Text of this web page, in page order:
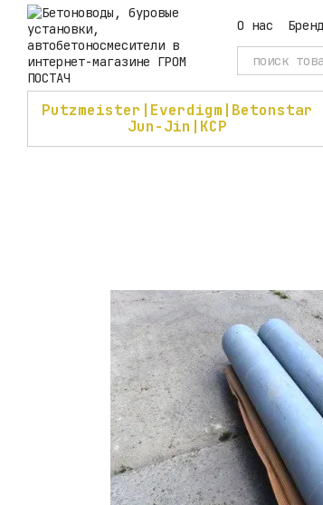
Перейти к основному контенту
О нас
Putzmeister|Everdigm|Betonstar
Jun-Jin|KCP